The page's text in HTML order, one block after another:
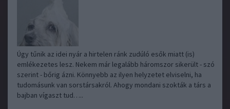
Úgy tűnik az idei nyár a hirtelen ránk zudúló esők miatt (is)
emlékezetes lesz. Nekem már legalább háromszor sikerült - szó
szerint - bőrig ázni. Könnyebb az ilyen helyzetet elviselni, ha
tudomásunk van sorstársakról. Ahogy mondani szokták a társ a
bajban vígaszt tud…..